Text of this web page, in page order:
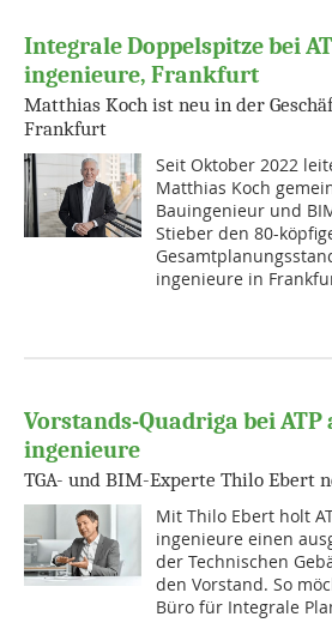
Integrale Doppelspitze bei
ingenieure, Frankfurt
Matthias Koch ist neu in der
Frankfurt
Seit Oktober 2022
Matthias Koch
Bauingenieur und
Stieber den 80-
ingenieure in
Vorstands-Quadriga bei
ingenieure
TGA- und BIM-Experte Thilo Ebert
Mit Thilo Ebert holt
ingenieure einen
der Technischen
den Vorstand. So
Büro für Integrale